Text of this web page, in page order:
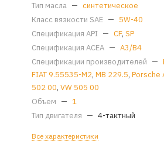
Тип масла — синтетическое
Класс вязкости SAE — 5W-40
Спецификация API — CF,SP
Спецификация ACEA — A3/B4
Спецификации производителей —
FIAT 9.55535-M2,MB 229.5,Porsche
502 00,VW 505 00
Объем — 1
Тип двигателя — 4-тактный
Все характеристики